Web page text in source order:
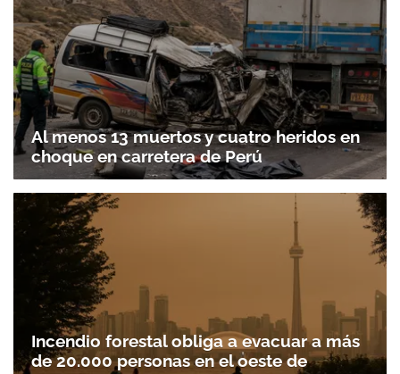
Al menos 13 muertos y cuatro heridos en
choque en carretera de Perú
Incendio forestal obliga a evacuar a más
de 20.000 personas en el oeste de